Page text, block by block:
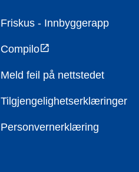
Friskus - Innbyggerapp
Compilo
Meld feil på nettstedet
Tilgjengelighetserklæringer
Personvernerklæring